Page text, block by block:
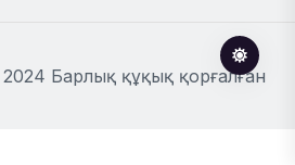
Барлық құқық қорғалған